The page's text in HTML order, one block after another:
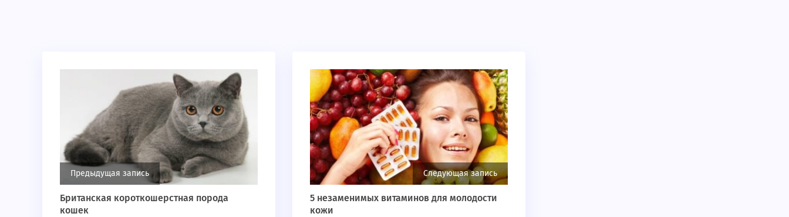
Предыдущая запись
Британская короткошерстная порода
кошек
Следующая запись
5 незаменимых витаминов для молодости
кожи